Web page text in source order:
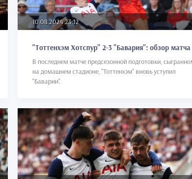
10.08.2024 23:12
"Тоттенхэм Хотспур" 2-3 "Бавария": обзор матча
В последнем матче предсезонной подготовки,
на домашнем стадионе, "Тоттенхэм" вновь уступил
"Баварии".